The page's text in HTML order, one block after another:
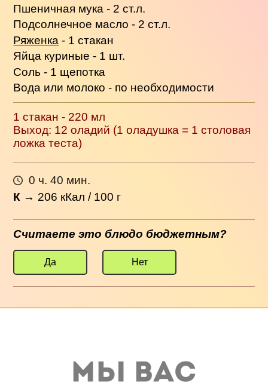
Пшеничная мука - 2 ст.л.
Подсолнечное масло - 2 ст.л.
Ряженка - 1 стакан
Яйца куриные - 1 шт.
Соль - 1 щепотка
Вода или молоко - по необходимости
1 стакан - 220 мл
Выход: 12 оладий (1 оладушка = 1 столовая
ложка теста)
0 ч. 40 мин.
К → 206 кКал / 100 г
Считаете это блюдо бюджетным?
Да Нет